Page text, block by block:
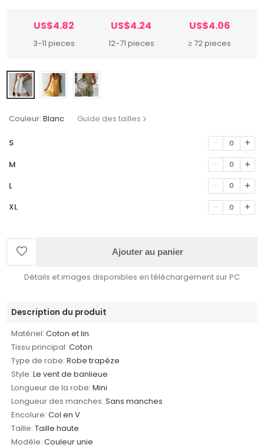
US$4.82
3-11 pieces
US$4.24
12-71 pieces
US$4.06
≥ 72 pieces
Couleur: Blanc Guide des tailles
S 0
M 0
L 0
XL 0
Ajouter au panier
Détails et images disponibles en téléchargement sur PC
Description du produit
Matériel: Coton et lin
Tissu principal: Coton
Type de robe: Robe trapèze
Style: Le vent de banlieue
Longueur de la robe: Mini
Longueur des manches: Sans manches
Encolure: Col en V
Taille: Taille haute
Modèle: Couleur unie